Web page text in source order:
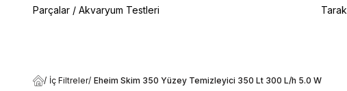
Parçalar / Akvaryum Testleri
Tarak
/ İç Filtreler/ Eheim Skim 350 Yüzey Temizleyici 350 Lt 300 L/h 5.0 W